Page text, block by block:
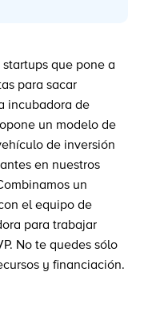
que pone a
para sacar
incubadora de
un modelo de
de inversión
en nuestros
un
el equipo de
para trabajar
No te quedes sólo
y financiación.